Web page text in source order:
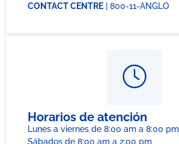
CONTACT CENTRE | 800-11-ANGLO
Horarios de atención
Lunes a viernes de 8:00 am a 8:00 pm
Sábados de 8:00 am a 2:00 pm